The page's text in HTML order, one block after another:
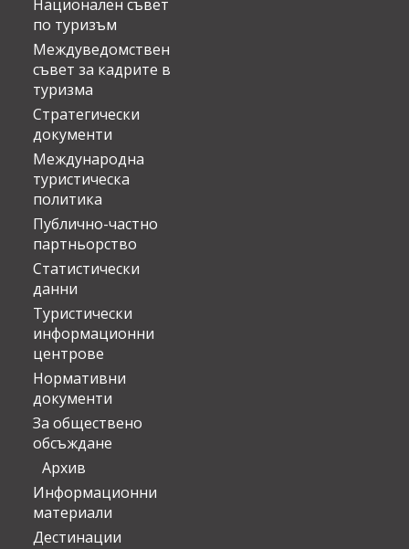
Национален съвет
по туризъм
Междуведомствен
съвет за кадрите в
туризма
Стратегически
документи
Международна
туристическа
политика
Публично-частно
партньорство
Статистически
данни
Туристически
информационни
центрове
Нормативни
документи
За обществено
обсъждане
Архив
Информационни
материали
Дестинации